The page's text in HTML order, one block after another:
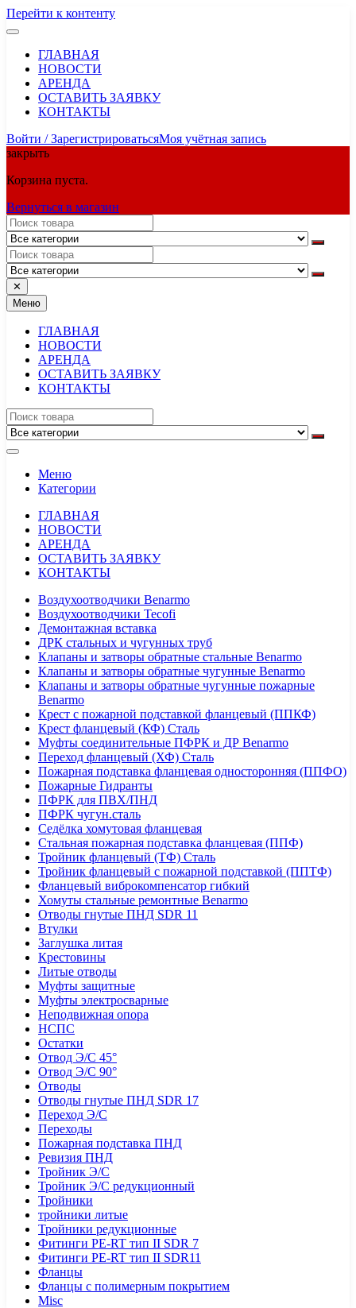
Перейти к контенту
ГЛАВНАЯ
НОВОСТИ
АРЕНДА
ОСТАВИТЬ ЗАЯВКУ
КОНТАКТЫ
Войти / ЗарегистрироватьсяМоя учётная запись
закрыть
Корзина пуста.
Вернуться в магазин
✕
Меню
ГЛАВНАЯ
НОВОСТИ
АРЕНДА
ОСТАВИТЬ ЗАЯВКУ
КОНТАКТЫ
Меню
Категории
ГЛАВНАЯ
НОВОСТИ
АРЕНДА
ОСТАВИТЬ ЗАЯВКУ
КОНТАКТЫ
Воздухоотводчики Benarmo
Воздухоотводчики Tecofi
Демонтажная вставка
ДРК стальных и чугунных труб
Клапаны и затворы обратные стальные Benarmo
Клапаны и затворы обратные чугунные Benarmo
Клапаны и затворы обратные чугунные пожарные
Benarmo
Крест с пожарной подставкой фланцевый (ППКФ)
Крест фланцевый (КФ) Сталь
Муфты соединительные ПФРК и ДР Benarmo
Переход фланцевый (ХФ) Сталь
Пожарная подставка фланцевая односторонняя (ППФО)
Пожарные Гидранты
ПФРК для ПВХ/ПНД
ПФРК чугун.сталь
Седёлка хомутовая фланцевая
Стальная пожарная подставка фланцевая (ППФ)
Тройник фланцевый (ТФ) Сталь
Тройник фланцевый с пожарной подставкой (ППТФ)
Фланцевый виброкомпенсатор гибкий
Хомуты стальные ремонтные Benarmo
Отводы гнутые ПНД SDR 11
Втулки
Заглушка литая
Крестовины
Литые отводы
Муфты защитные
Муфты электросварные
Неподвижная опора
НСПС
Остатки
Отвод Э/С 45°
Отвод Э/С 90°
Отводы
Отводы гнутые ПНД SDR 17
Переход Э/С
Переходы
Пожарная подставка ПНД
Ревизия ПНД
Тройник Э/С
Тройник Э/С редукционный
Тройники
тройники литые
Тройники редукционные
Фитинги PE-RT тип II SDR 7
Фитинги PE-RT тип II SDR11
Фланцы
Фланцы с полимерным покрытием
Misc